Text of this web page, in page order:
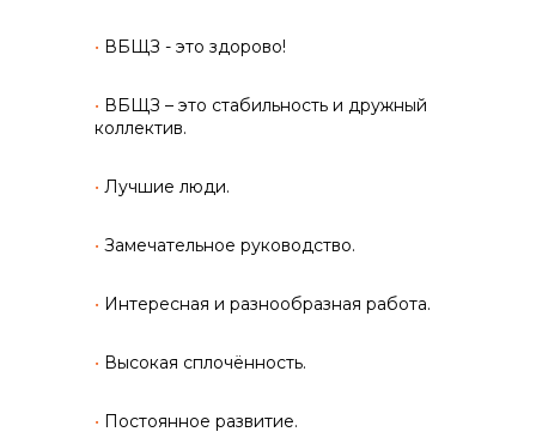
• ВБЩЗ - это здорово!
• ВБЩЗ – это стабильность и дружный
коллектив.
• Лучшие люди.
• Замечательное руководство.
• Интересная и разнообразная работа.
• Высокая сплочённость.
• Постоянное развитие.